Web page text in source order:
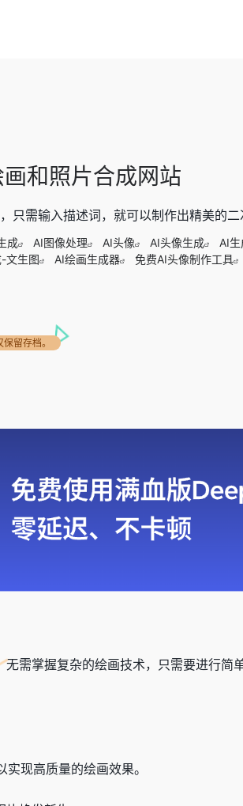
和照片合成网站
只需输入描述词，就可以制作出精美的二
成 AI图像处理 AI头像 AI头像生成 AI生
文生图 AI绘画生成器 免费AI头像制作工具
留存档。
需掌握复杂的绘画技术，只需要进行简
现高质量的绘画效果。